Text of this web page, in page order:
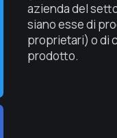
azienda del
siano esse di
proprietari) o di
prodotto.